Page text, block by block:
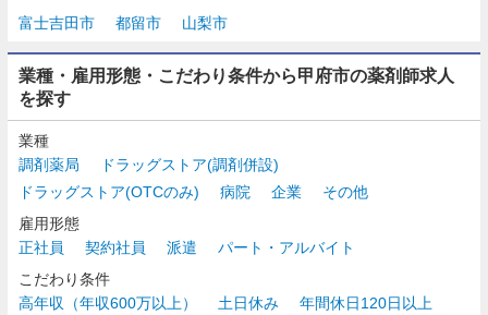
富士吉田市 都留市 山梨市
業種・雇用形態・こだわり条件から甲府市の薬剤師求人
を探す
業種
調剤薬局
ドラッグストア(調剤併設)
ドラッグストア(OTCのみ)
病院 企業
その他
雇用形態
正社員
契約社員 派遣
パート・アルバイト
こだわり条件
高年収（年収600万以上）
土日休み 年間休日120日以上